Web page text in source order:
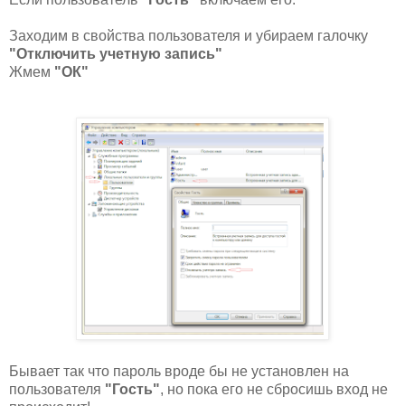
Заходим в свойства пользователя и убираем галочку
"Отключить учетную запись"
Жмем "ОК"
Бывает так что пароль вроде бы не установлен на
пользователя "Гость", но пока его не сбросишь вход не